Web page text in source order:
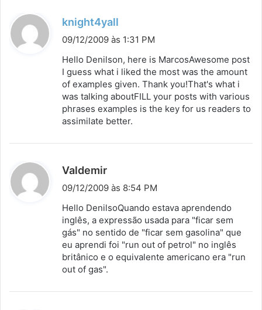
knight4yall
i
s
e
:
09/12/2009 às 1:31 PM
Hello Denilson, here is MarcosAwesome post
I guess what i liked the most was the amount
of examples given. Thank you!That's what i
was talking aboutFILL your posts with various
phrases examples is the key for us readers to
assimilate better.
Valdemir
i
s
e
09/12/2009 às 8:54 PM
Hello DenilsoQuando estava aprendendo
inglês, a expressão usada para "ficar sem
gás" no sentido de "ficar sem gasolina" que
eu aprendi foi "run out of petrol" no inglês
britânico e o equivalente americano era "run
out of gas".